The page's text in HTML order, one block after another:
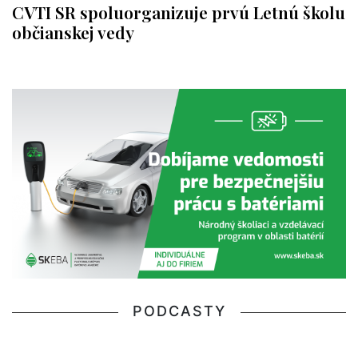
CVTI SR spoluorganizuje prvú Letnú školu
občianskej vedy
PODCASTY